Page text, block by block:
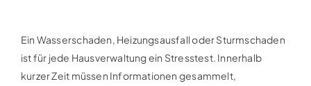
Ein Wasserschaden, Heizungsausfall oder Sturmschaden
ist für jede Hausverwaltung ein Stresstest. Innerhalb
kurzer Zeit müssen Informationen gesammelt,